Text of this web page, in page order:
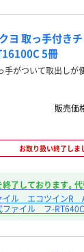
ヨ 取っ手付き
5冊
手がついて取出しが
販売価
お取り扱い終了しま
了しております。
イル エコツイン
ァイル フ-RT640C